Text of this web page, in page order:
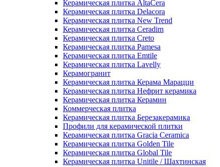
Керамическая плитка AltaCera
Керамическая плитка Delacora
Керамическая плитка New Trend
Керамическая плитка Ceradim
Керамическая плитка Creto
Керамическая плитка Pamesa
Керамическая плитка Emtile
Керамическая плитка Lavelly
Керамогранит
Керамическая плитка Керама Марацци
Керамическая плитка Нефрит керамика
Керамическая плитка Керамин
Коммерческая плитка
Керамическая плитка Березакерамика
Профили для керамической плитки
Керамическая плитка Gracia Ceramica
Керамическая плитка Golden Tile
Керамическая плитка Global Tile
Керамическая плитка Unitile / Шахтинская